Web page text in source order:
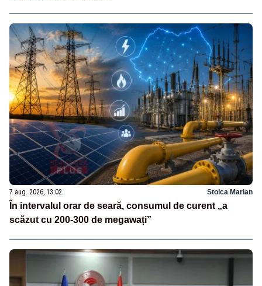
7 aug. 2026, 13:02 Stoica Marian
În intervalul orar de seară, consumul de curent „a
scăzut cu 200-300 de megawați”